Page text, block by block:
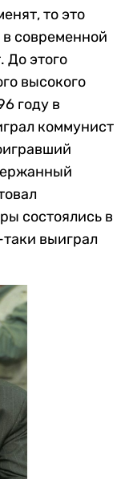
то это
в современной
До этого
высокого
году в
коммунист
состоялись в
выиграл